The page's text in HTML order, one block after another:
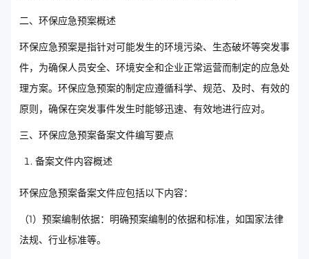
二、环保应急预案概述
环保应急预案是指针对可能发生的环境污染、生态破坏等突发事
件，为确保人员安全、环境安全和企业正常运营而制定的应急处
理方案。环保应急预案的制定应遵循科学、规范、及时、有效的
原则，确保在突发事件发生时能够迅速、有效地进行应对。
三、环保应急预案备案文件编写要点
备案文件内容概述
环保应急预案备案文件应包括以下内容：
（1）预案编制依据：明确预案编制的依据和标准，如国家法律
法规、行业标准等。